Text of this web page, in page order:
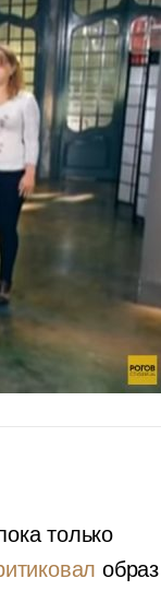
только
образ